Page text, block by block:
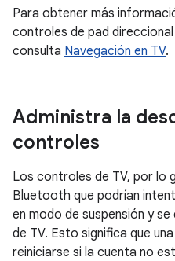
Para obtener más
controles de pad
consulta Navegación en TV.
Administra la
controles
Los controles de TV, por lo
Bluetooth que podrían
en modo de suspensión y
de TV. Esto significa que
reiniciarse si la cuenta no